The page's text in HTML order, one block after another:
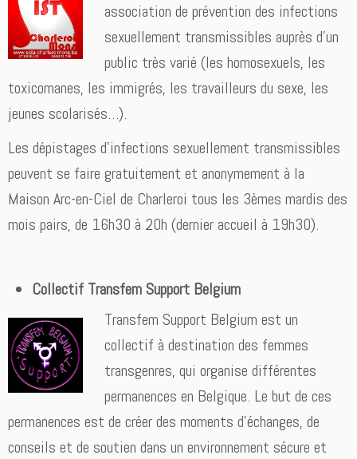
association de prévention des infections
sexuellement transmissibles auprès d’un
public très varié (les homosexuels, les
toxicomanes, les immigrés, les travailleurs du sexe, les
jeunes scolarisés…).
Les dépistages d’infections sexuellement transmissibles
peuvent se faire gratuitement et anonymement à la
Maison Arc-en-Ciel de Charleroi tous les 3èmes mardis des
mois pairs, de 16h30 à 20h (dernier accueil à 19h30).
Collectif Transfem Support Belgium
Transfem Support Belgium est un
collectif à destination des femmes
transgenres, qui organise différentes
permanences en Belgique. Le but de ces
permanences est de créer des moments d’échanges, de
conseils et de soutien dans un environnement sécure et